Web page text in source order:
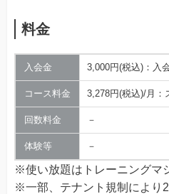
料金
入会金 3,000円(税込)：入
コース料金 3,278円(税込)/月：
回数料金 －
体験等 －
※使い放題はトレーニングマ
※一部、テナント規制により